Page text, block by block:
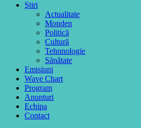
Ştiri
Actualitate
Monden
Politică
Cultură
Tehnnologie
Sănătate
Emisiuni
Wave Chart
Program
Anunturi
Echipa
Contact